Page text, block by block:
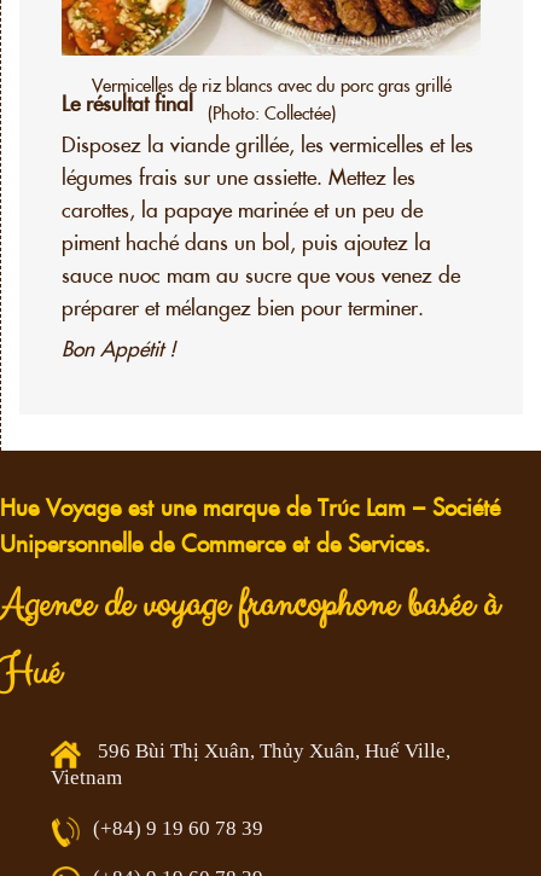
Vermicelles de riz blancs avec du porc gras grillé
(Photo: Collectée)
Le résultat final
Disposez la viande grillée, les vermicelles et les
légumes frais sur une assiette. Mettez les
carottes, la papaye marinée et un peu de
piment haché dans un bol, puis ajoutez la
sauce nuoc mam au sucre que vous venez de
préparer et mélangez bien pour terminer.
Bon Appétit !
Hue Voyage est une marque de Trúc Lam – Société
Unipersonnelle de Commerce et de Services.
Agence de voyage francophone basée à
Hué
596 Bùi Thị Xuân, Thủy Xuân, Huế Ville,
Vietnam
(+84) 9 19 60 78 39